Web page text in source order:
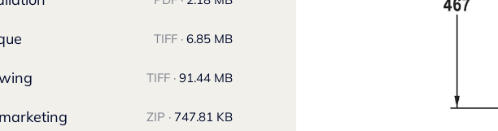
TIFF · 6.85 MB
TIFF · 91.44 MB
ZIP · 747.81 KB